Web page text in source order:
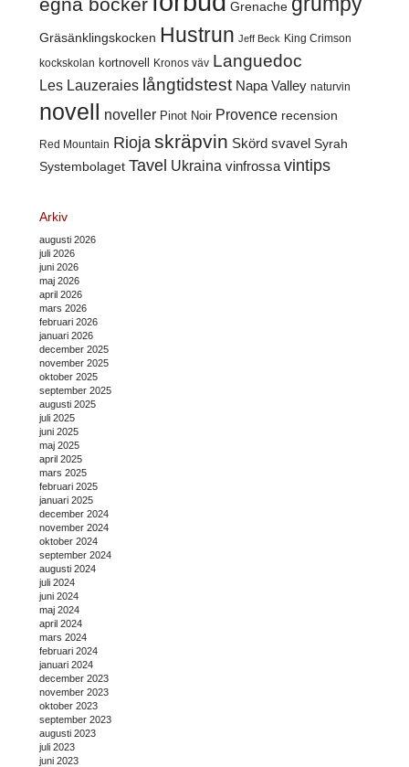
egna böcker Grenache
Gräsänklingskocken Hustrun Jeff Beck King Crimson
kockskolan kortnovell Kronos väv Languedoc
Les Lauzeraies långtidstest Napa Valley naturvin
novell noveller Pinot Noir Provence recension
Red Mountain Rioja skräpvin Skörd svavel Syrah
Systembolaget Tavel Ukraina vinfrossa vintips
Arkiv
augusti 2026
juli 2026
juni 2026
maj 2026
april 2026
mars 2026
februari 2026
januari 2026
december 2025
november 2025
oktober 2025
september 2025
augusti 2025
juli 2025
juni 2025
maj 2025
april 2025
mars 2025
februari 2025
januari 2025
december 2024
november 2024
oktober 2024
september 2024
augusti 2024
juli 2024
juni 2024
maj 2024
april 2024
mars 2024
februari 2024
januari 2024
december 2023
november 2023
oktober 2023
september 2023
augusti 2023
juli 2023
juni 2023